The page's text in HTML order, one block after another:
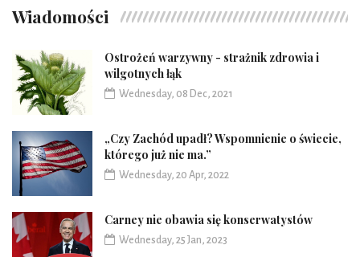
Wiadomości
Ostrożeń warzywny - strażnik zdrowia i
wilgotnych łąk
Wednesday, 08 Dec, 2021
„Czy Zachód upadł? Wspomnienie o świecie,
którego już nie ma.”
Wednesday, 20 Apr, 2022
Carney nie obawia się konserwatystów
Wednesday, 25 Jan, 2023